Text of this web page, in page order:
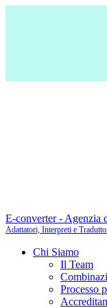
E-converter - Agenzia
Adattatori, Interpreti e
Chi Siamo
Il Team
Processo